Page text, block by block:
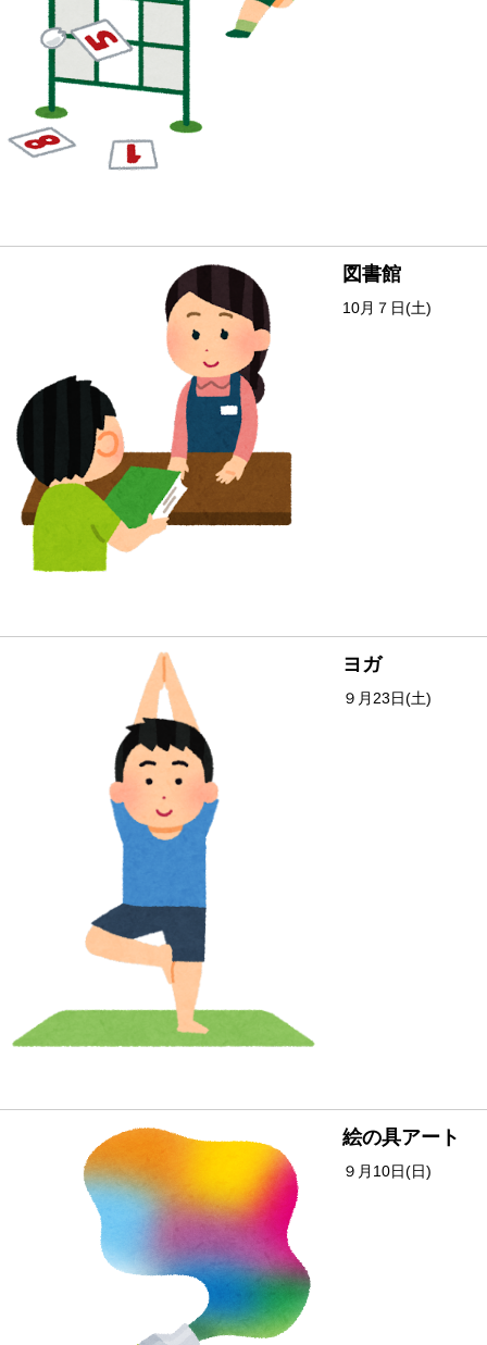
図書館
10月７日(土)
ヨガ
９月23日(土)
絵の具アート
９月10日(日)